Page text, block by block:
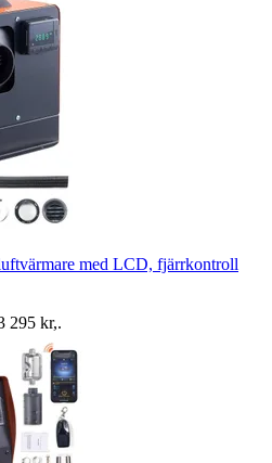
med LCD, fjärrkontroll
295 kr,.